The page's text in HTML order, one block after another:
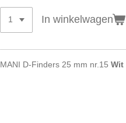
In winkelwagen
MANI D-Finders 25 mm nr.15 Wit